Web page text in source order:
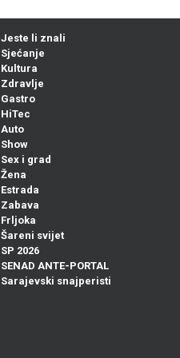
Jeste li znali
Sjećanje
Kultura
Zdravlje
Gastro
HiTec
Auto
Show
Sex i grad
Žena
Estrada
Zabava
Frljoka
Šareni svijet
SP 2026
SENAD ANTE-PORTAL
Sarajevski snajperisti